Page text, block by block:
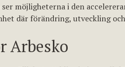
ser möjligheterna i den
där förändring, utveckling
Arbesko